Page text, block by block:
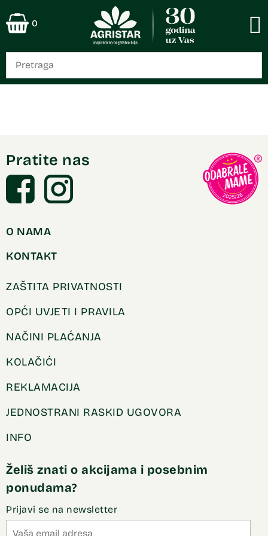
0
Pratite nas
O NAMA
KONTAKT
ZAŠTITA PRIVATNOSTI
OPĆI UVJETI I PRAVILA
NAČINI PLAĆANJA
KOLAČIĆI
REKLAMACIJA
JEDNOSTRANI RASKID UGOVORA
INFO
Želiš znati o akcijama i posebnim
ponudama?
Prijavi se na newsletter